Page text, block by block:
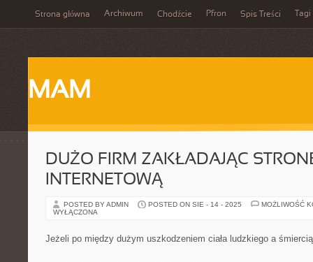
Strona główna Archiwum Chodźcie Pfron Spis Treści Tagi
MAM
DUŻO FIRM ZAKŁADAJĄC
INTERNETOWĄ
POSTED BY ADMIN POSTED ON SIE - 14 - 2025
MOŻLIWOŚĆ
WYŁĄCZONA
Jeżeli po między dużym uszkodzeniem ciała ludzkiego a